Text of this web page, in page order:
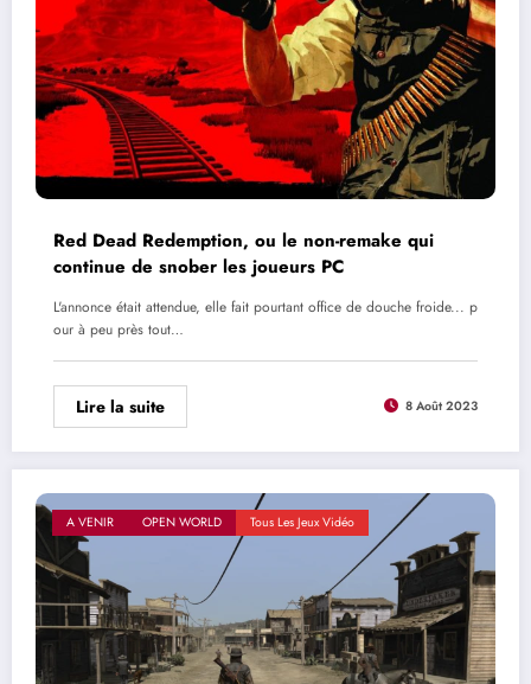
Red Dead Redemption, ou le non-remake qui
continue de snober les joueurs PC
L'annonce était attendue, elle fait pourtant office de douche froide... p
our à peu près tout…
Lire la suite 8 Août 2023
A VENIR OPEN WORLD Tous Les Jeux Vidéo